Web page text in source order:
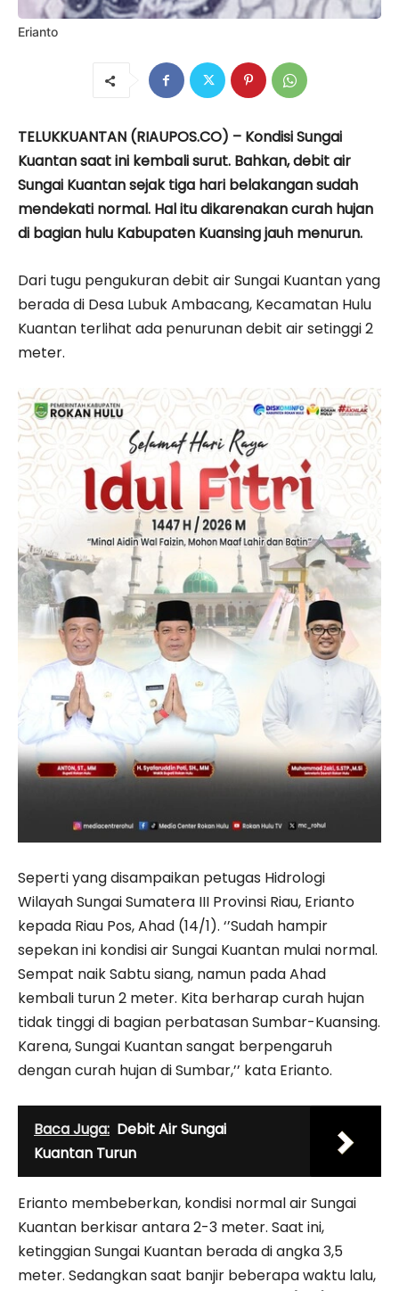
Erianto
TELUKKUANTAN (RIAUPOS.CO) – Kondisi Sungai
Kuantan saat ini kembali surut. Bahkan, debit air
Sungai Kuantan sejak tiga hari belakangan sudah
mendekati normal. Hal itu dikarenakan curah hujan
di bagian hulu Kabupaten Kuansing jauh menurun.
Dari tugu pengukuran debit air Sungai Kuantan yang
berada di Desa Lubuk Ambacang, Kecamatan Hulu
Kuantan terlihat ada penurunan debit air setinggi 2
meter.
Seperti yang disampaikan petugas Hidrologi
Wilayah Sungai Sumatera III Provinsi Riau, Erianto
kepada Riau Pos, Ahad (14/1). ‘’Sudah hampir
sepekan ini kondisi air Sungai Kuantan mulai normal.
Sempat naik Sabtu siang, namun pada Ahad
kembali turun 2 meter. Kita berharap curah hujan
tidak tinggi di bagian perbatasan Sumbar-Kuansing.
Karena, Sungai Kuantan sangat berpengaruh
dengan curah hujan di Sumbar,’’ kata Erianto.
Baca Juga: Debit Air Sungai
Kuantan Turun
Erianto membeberkan, kondisi normal air Sungai
Kuantan berkisar antara 2-3 meter. Saat ini,
ketinggian Sungai Kuantan berada di angka 3,5
meter. Sedangkan saat banjir beberapa waktu lalu,